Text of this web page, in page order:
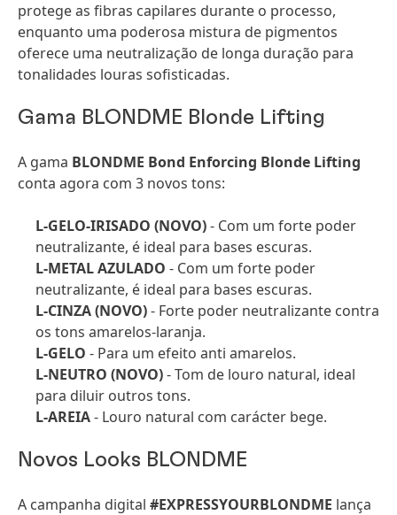
protege as fibras capilares durante o processo,
enquanto uma poderosa mistura de pigmentos
oferece uma neutralização de longa duração para
tonalidades louras sofisticadas.
Gama BLONDME Blonde Lifting
A gama BLONDME Bond Enforcing Blonde Lifting
conta agora com 3 novos tons:
L-GELO-IRISADO (NOVO)- Com um forte poder
neutralizante, é ideal para bases escuras.
L-METAL AZULADO - Com um forte poder
neutralizante, é ideal para bases escuras.
L-CINZA(NOVO)- Forte poder neutralizante contra
os tons amarelos-laranja.
L-GELO - Para um efeito anti amarelos.
L-NEUTRO (NOVO)- Tom de louro natural, ideal
para diluir outros tons.
L-AREIA- Louro natural com carácter bege.
Novos Looks BLONDME
A campanha digital #EXPRESSYOURBLONDME lança